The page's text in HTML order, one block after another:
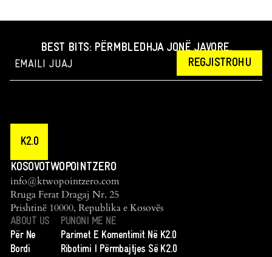
BEST BITS: PËRMBLEDHJA JONË JAVORE.
REGJISTROHU
K2.0
KOSOVOTWOPOINTZERO
info@ktwopointzero.com
Rruga Ferat Dragaj Nr. 25
Prishtinë 10000, Republika e Kosovës
ABOUT US
Për Ne
Bordi
PUNONI ME NE
Parimet E Komentimit Në K2.0
Ribotimi I Përmbajtjes Së K2.0